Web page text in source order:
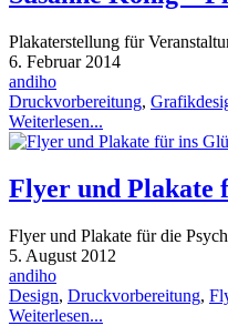
Plakaterstellung für
6. Februar 2014
andiho
Druckvorbereitung,
Weiterlesen...
Flyer und Plakate
Flyer und Plakate für die
5. August 2012
andiho
Design, Druckvorbereitung,
Weiterlesen...